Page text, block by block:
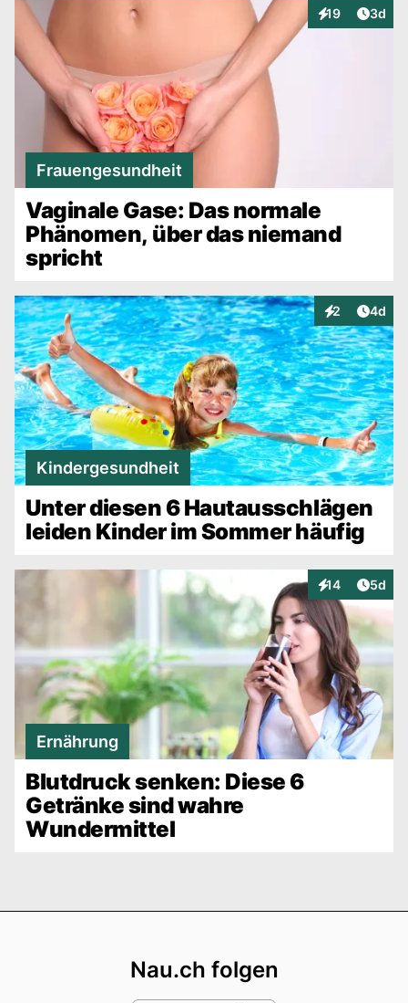
19
Interaktionen
3d
Frauengesundheit
Vaginale Gase: Das normale
Phänomen, über das niemand
spricht
2
Interaktionen
4d
Kindergesundheit
Unter diesen 6 Hautausschlägen
leiden Kinder im Sommer häufig
14
Interaktionen
5d
Ernährung
Blutdruck senken: Diese 6
Getränke sind wahre
Wundermittel
Nau.ch folgen